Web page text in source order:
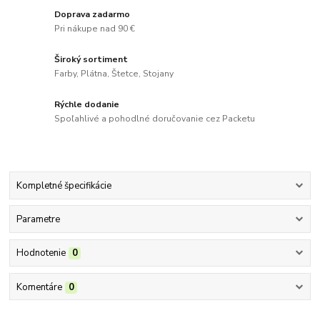
Doprava zadarmo
Pri nákupe nad 90 €
Široký sortiment
Farby, Plátna, Štetce, Stojany
Rýchle dodanie
Spoľahlivé a pohodlné doručovanie cez Packetu
Kompletné špecifikácie
Parametre
Hodnotenie 0
Komentáre 0